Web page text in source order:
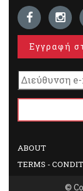
Εγγραφή
ABOUT
TERMS -
©